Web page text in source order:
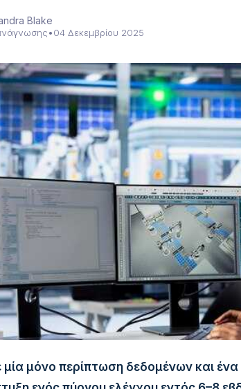
Blake
•04 Δεκεμβρίου 2025
μία μόνο περίπτωση δεδομένων και